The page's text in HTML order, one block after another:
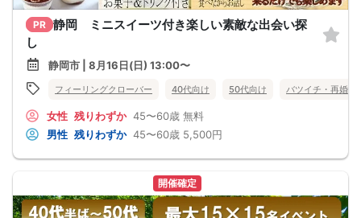
PR 静岡 ミニスイーツ付き楽しい素敵な出会い探
し
静岡市 | 8月16日(日) 13:00〜
フィーリングクローバー 40代向け 50代向け バツイチ・再婚
女性 残りわずか 45〜60歳 無料
男性 残りわずか 45〜60歳 5,500円
開催確定